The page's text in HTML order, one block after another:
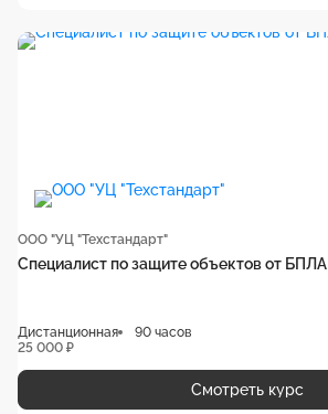
ООО "УЦ "Техстандарт"
Специалист по защите объектов от БПЛА
Дистанционная
90 часов
25 000 ₽
Смотреть курс